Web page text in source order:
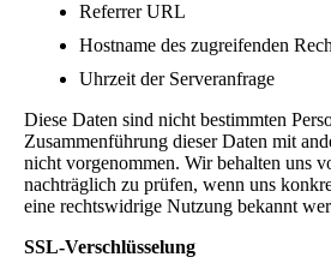
Referrer URL
Hostname des zugreifenden
Uhrzeit der Serveranfrage
Diese Daten sind nicht bestimmten
Zusammenführung dieser Daten mit
nicht vorgenommen. Wir behalten uns
nachträglich zu prüfen, wenn uns
eine rechtswidrige Nutzung bekannt
SSL-Verschlüsselung